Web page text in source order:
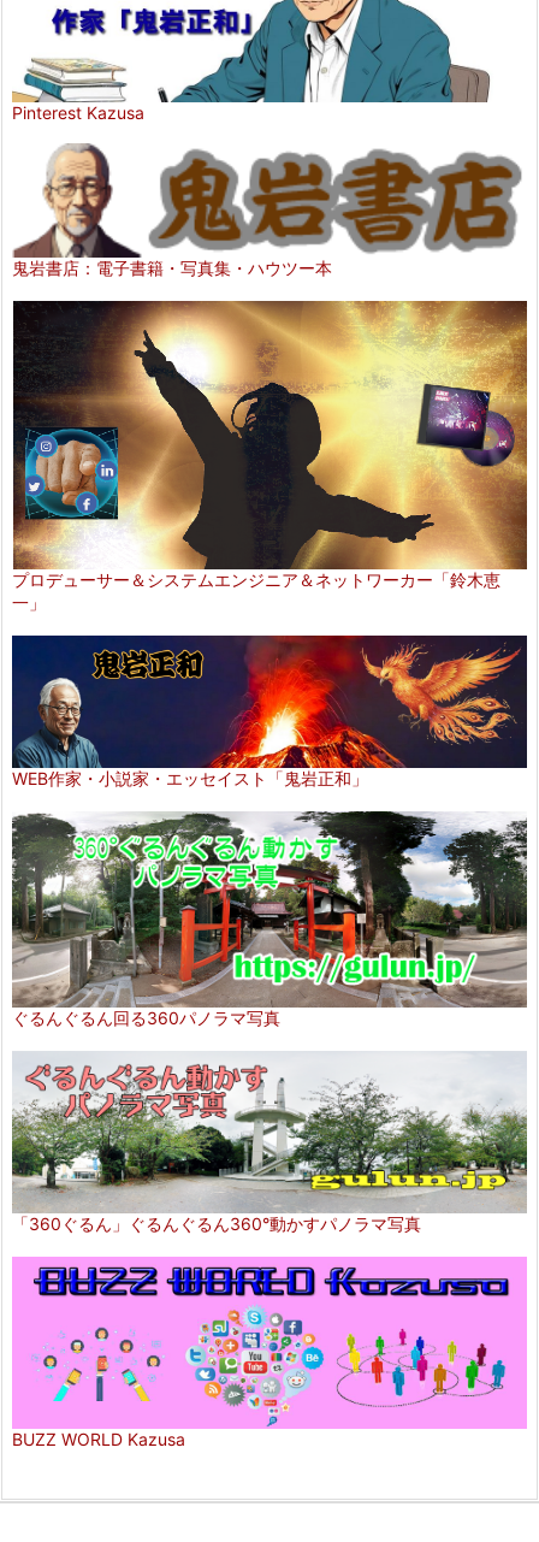
Pinterest Kazusa
鬼岩書店：電子書籍・写真集・ハウツー本
プロデューサー＆システムエンジニア＆ネットワーカー「鈴木恵
一」
WEB作家・小説家・エッセイスト「鬼岩正和」
ぐるんぐるん回る360パノラマ写真
「360ぐるん」ぐるんぐるん360°動かすパノラマ写真
BUZZ WORLD Kazusa